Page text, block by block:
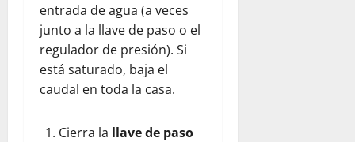
entrada de agua (a veces
junto a la llave de paso o el
regulador de presión). Si
está saturado, baja el
caudal en toda la casa.
Cierra la llave de paso